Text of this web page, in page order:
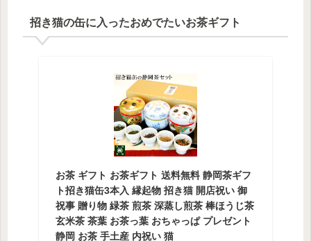
招き猫の缶に入ったおめでたいお茶ギフト
お茶 ギフト お茶ギフト 送料無料 静岡茶ギフ
ト招き猫缶3本入 縁起物 招き猫 開店祝い 御
祝事 贈り物 緑茶 煎茶 深蒸し煎茶 棒ほうじ茶
玄米茶 茶葉 お茶っ葉 おちゃっぱ プレゼント
静岡 お茶 手土産 内祝い 猫